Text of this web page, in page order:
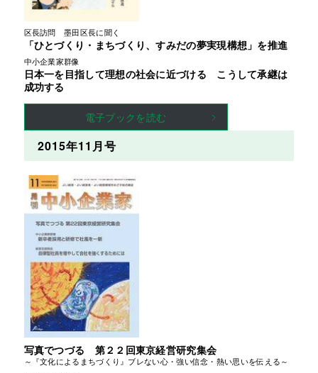
区長訪問　墨田区長に聞く
「ひとづくり・まちづくり、すみだの夢実現構想」を推進
中小企業家群像
日本一を目指して理想の社会に近づける こうして承継は
成功する
電子ブックを読む
2015年11月号
写真でつづる 第２２回東京経営研究集会
～『文化によるまちづくり』ブレない心・強い信念・熱い思いを伝える～